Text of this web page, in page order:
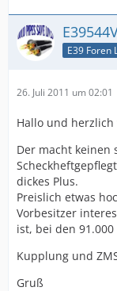
E39 Foren
26. Juli 2011 um 02:01
Hallo und
Der macht keinen
dickes Plus.
Preislich etwas
Vorbesitzer
ist, bei den
Kupplung und
Gruß